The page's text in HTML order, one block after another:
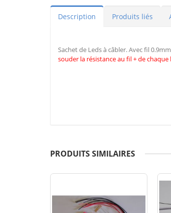
Description Produits liés
Sachet de Leds à câbler. Avec fil
souder la résistance au fil + de
PRODUITS SIMILAIRES